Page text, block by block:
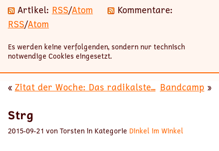
Artikel: RSS/Atom
Kommentare:
RSS/Atom
Es werden keine verfolgenden, sondern nur technisch
notwendige Cookies eingesetzt.
« Zitat der Woche: Das radikalste... Bandcamp »
Strg
2015-09-21 von Torsten in Kategorie Dinkel im Winkel